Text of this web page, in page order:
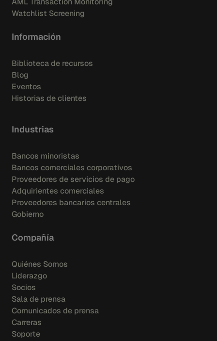
Watchlist Screening
Información
Biblioteca de recursos
Blog
Eventos
Historias de clientes
Industrias
Bancos minoristas
Bancos comerciales corporativos
Proveedores de servicios de pago
Adquirientes comerciales
Proveedores bancarios centrales
Gobierno
Compañía
Quiénes Somos
Liderazgo
Socios
Sala de prensa
Comunicados de prensa
Carreras
Soporte